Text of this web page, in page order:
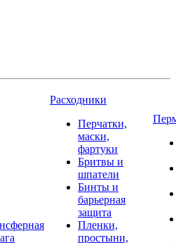
Расходники
Перчатки,
маски,
фартуки
Бритвы и
шпатели
Бинты и
барьерная
защита
Пленки,
простыни,